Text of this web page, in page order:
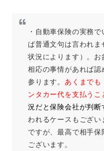
・自動車保険の実務
ば普通文句は言われ
状況によります）。お
相応の事情があれば
参ります。 あくまでも
ンタカー代を支払う
況だと保険会社が判断
われるケースもござ
ですが、最高で相手保
ございます。